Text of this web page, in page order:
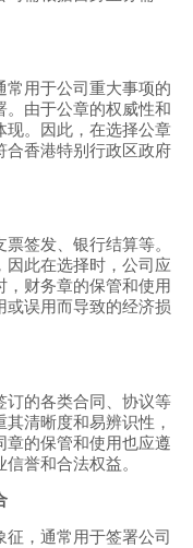
常用于公司重大事项的
。由于公章的权威性和
现。因此，在选择公章
合香港特别行政区政府
签发、银行结算等。
因此在选择时，公司应
财务章的保管和使用
或误用而导致的经济损
订的各类合同、协议等
清晰度和易辨识性，
章的保管和使用也应遵
誉和合法权益。
，通常用于签署公司